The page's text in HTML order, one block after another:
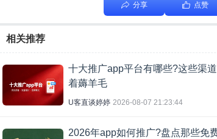
分享 点赞
相关推荐
十大推广app平台有哪些?这些渠
着薅羊毛
U客直谈婷婷 2026-08-07 21:23:44
2026年app如何推广?盘点那些免